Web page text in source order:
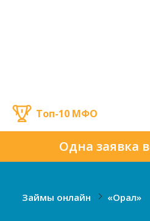
Одна заявка
Топ-10 МФО
Займы онлайн «Орал»